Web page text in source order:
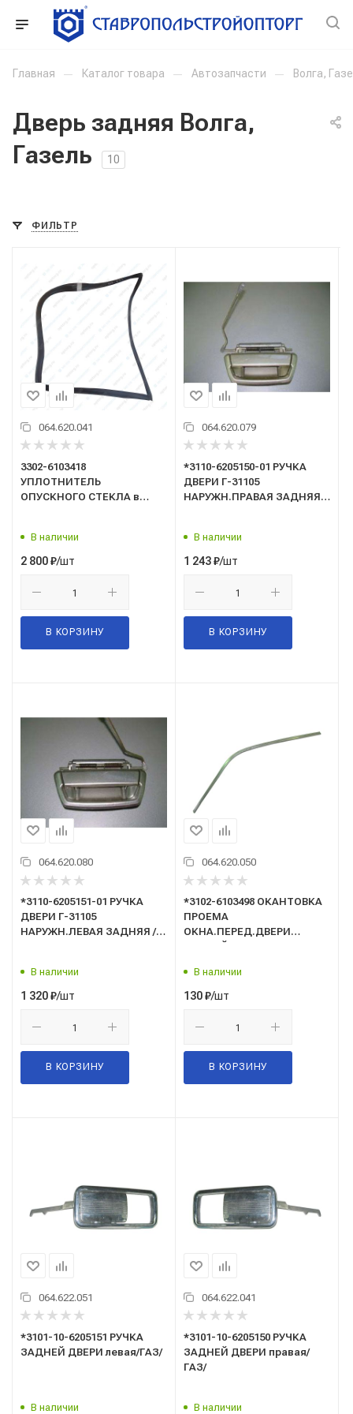
Главная — Каталог товара — Автозапчасти — Волга,
Дверь задняя Волга,
Газель
10
ФИЛЬТР
064.620.041
3302-6103418
УПЛОТНИТЕЛЬ
ОПУСКНОГО СТЕКЛА в
В наличии
2 800₽/шт
В КОРЗИНУ
064.620.079
*3110-6205150-01 РУЧКА
ДВЕРИ Г-31105
НАРУЖН.ПРАВАЯ ЗАДНЯЯ /
В наличии
1 243₽/шт
В КОРЗИНУ
064.620.080
*3110-6205151-01 РУЧКА
ДВЕРИ Г-31105
НАРУЖН.ЛЕВАЯ ЗАДНЯЯ /
В наличии
1 320₽/шт
В КОРЗИНУ
064.620.050
*3102-6103498 ОКАНТОВКА
ПРОЕМА
ОКНА.ПЕРЕД.ДВЕРИ
В наличии
130₽/шт
В КОРЗИНУ
064.622.051
*3101-10-6205151 РУЧКА
ЗАДНЕЙ ДВЕРИ левая/ГАЗ/
В наличии
064.622.041
*3101-10-6205150 РУЧКА
ЗАДНЕЙ ДВЕРИ правая/
ГАЗ/
В наличии